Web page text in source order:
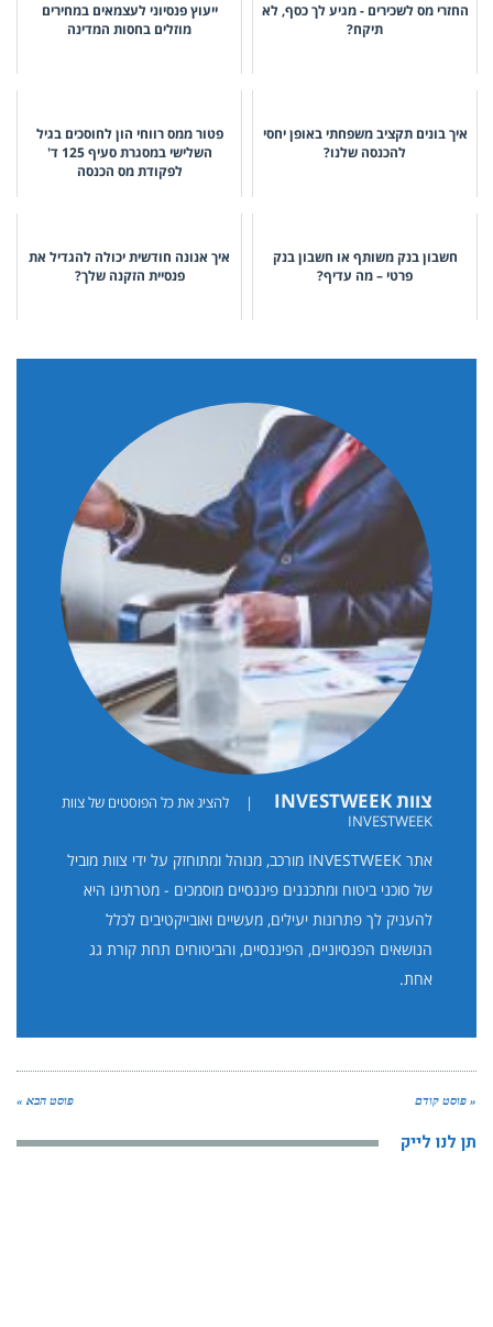
החזרי מס לשכירים - מגיע לך כסף, לא
תיקח?
ייעוץ פנסיוני לעצמאים במחירים
מוזלים בחסות המדינה
איך בונים תקציב משפחתי באופן יחסי
להכנסה שלנו?
פטור ממס רווחי הון לחוסכים בגיל
השלישי במסגרת סעיף 125 ד'
לפקודת מס הכנסה
חשבון בנק משותף או חשבון בנק
פרטי – מה עדיף?
איך אנונה חודשית יכולה להגדיל את
פנסיית הזקנה שלך?
צוות INVESTWEEK |
להציג את כל הפוסטים של צוות
INVESTWEEK
אתר INVESTWEEK מורכב, מנוהל ומתוחזק על ידי צוות מוביל
של סוכני ביטוח ומתכננים פיננסיים מוסמכים - מטרתינו היא
להעניק לך פתרונות יעילים, מעשיים ואובייקטיבים לכלל
הנושאים הפנסיוניים, הפיננסיים, והביטוחים תחת קורת גג
אחת.
« פוסט קודם פוסט הבא »
תן לנו לייק